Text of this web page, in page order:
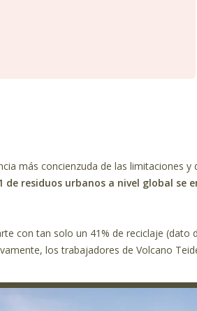
más concienzuda de las limitaciones y
de residuos urbanos a nivel global se
con tan solo un 41% de reciclaje (dato
los trabajadores de Volcano